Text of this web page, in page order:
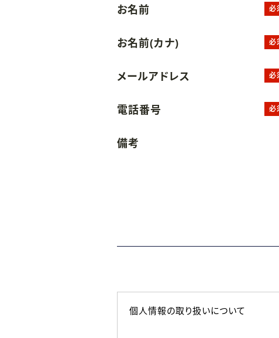
お名前 必
お名前(カナ) 必
メールアドレス 必
電話番号 必
備考
個人情報の取り扱いについて